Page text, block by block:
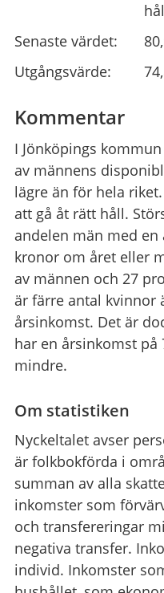
Senaste värdet:
Utgångsvärde:
Kommentar
I Jönköpings
av männens
lägre än för hela
att gå åt rätt håll.
andelen män med en
kronor om året eller
av männen och 27
är färre antal kvinnor
årsinkomst. Det är
har en årsinkomst på
mindre.
Om statistiken
Nyckeltalet avser
är folkbokförda i
summan av alla
inkomster som
och transfereringar
negativa transfer.
individ. Inkomster